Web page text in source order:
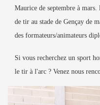
Maurice de septembre à
de tir au stade de Gençay de
des formateurs/animateurs
Si vous recherchez un sport
le tir à l'arc ? Venez nous